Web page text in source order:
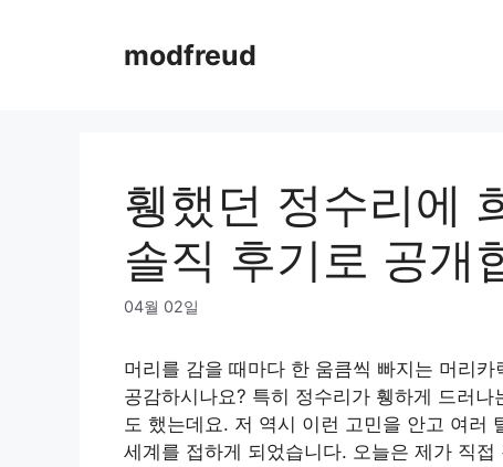
modfreud
휑했던 정수리에
솔직 후기로 공개
04월 02일
머리를 감을 때마다 한 움큼씩 빠지는 머리
공감하시나요? 특히 정수리가 휑하게 드러
도 했는데요. 저 역시 이런 고민을 안고 여러
세계를 접하게 되었습니다. 오늘은 제가 직